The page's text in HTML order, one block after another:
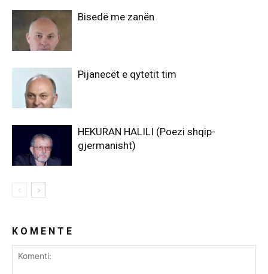
Bisedë me zanën
Pijanecët e qytetit tim
HEKURAN HALILI (Poezi shqip-
gjermanisht)
K O M E N T E